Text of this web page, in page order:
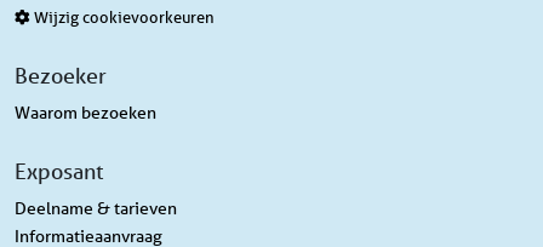
Wijzig cookievoorkeuren
Bezoeker
Waarom bezoeken
Exposant
Deelname & tarieven
Informatieaanvraag